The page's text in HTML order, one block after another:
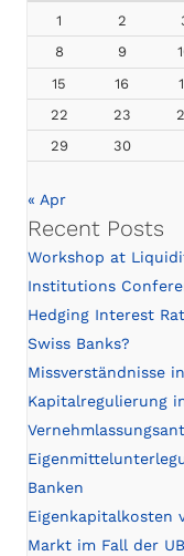
1 2
8
9
15
16
22
23
29
30
« Apr
Recent Posts
Workshop at
Institutions
Hedging Interest
Swiss Banks?
Missverständnisse
Kapitalregulierung
Banken
Eigenkapitalkosten
Markt im Fall der